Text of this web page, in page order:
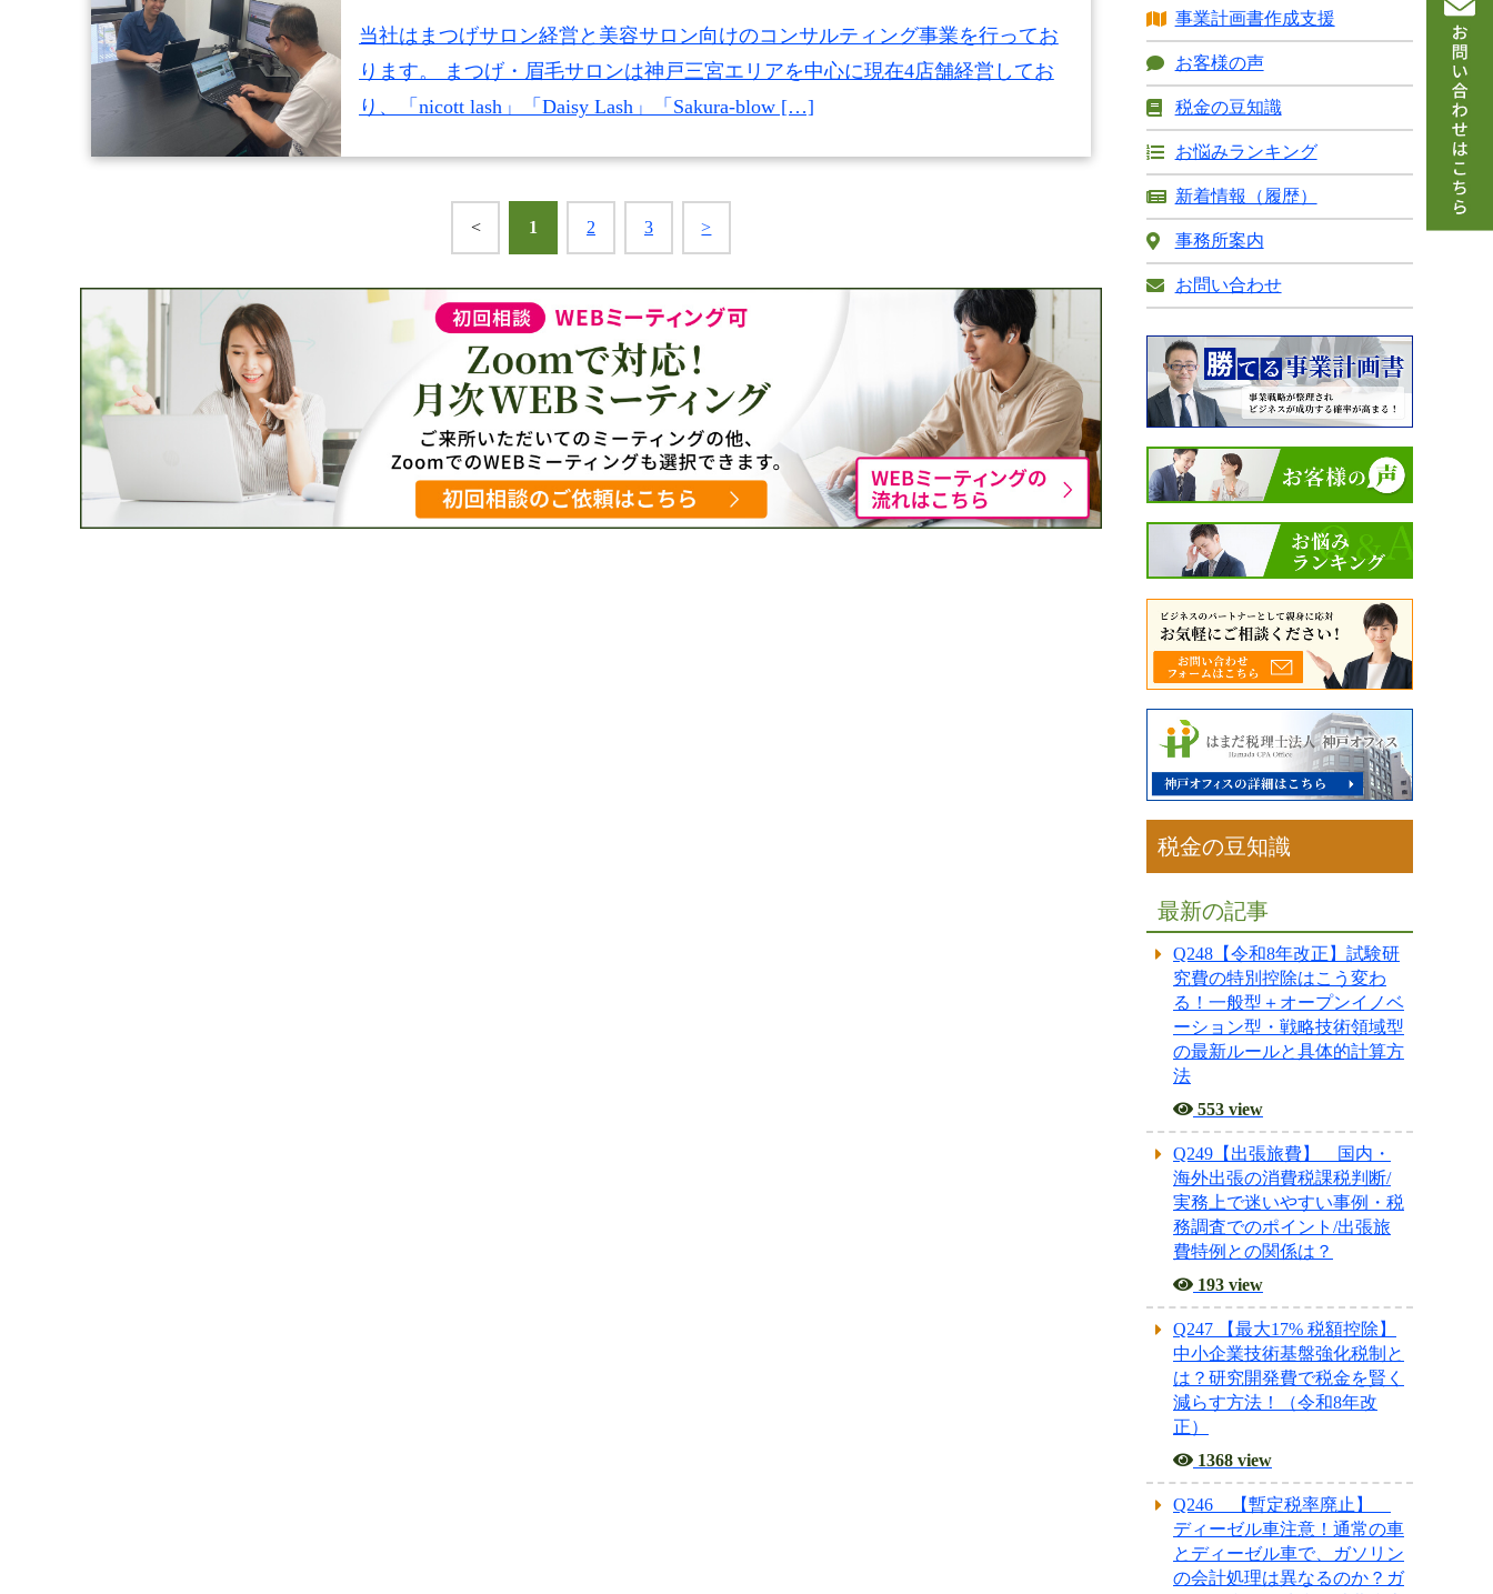
当社はまつげサロン経営と美容サロン向けのコンサルティング事業を行ってお
ります。 まつげ・眉毛サロンは神戸三宮エリアを中心に現在4店舗経営してお
り、「nicott lash」「Daisy Lash」「Sakura-blow […]
< 1 2 3 >
事業計画書作成支援
お客様の声
税金の豆知識
お悩みランキング
新着情報（履歴）
事務所案内
お問い合わせ
税金の豆知識
最新の記事
Q248【令和8年改正】試験研
究費の特別控除はこう変わ
る！一般型＋オープンイノベ
ーション型・戦略技術領域型
の最新ルールと具体的計算方
法
553 view
Q249【出張旅費】 国内・
海外出張の消費税課税判断/
実務上で迷いやすい事例・税
務調査でのポイント/出張旅
費特例との関係は？
193 view
Q247 【最大17% 税額控除】
中小企業技術基盤強化税制と
は？研究開発費で税金を賢く
減らす方法！（令和8年改
正）
1368 view
Q246 【暫定税率廃止】
ディーゼル車注意！通常の車
とディーゼル車で、ガソリン
の会計処理は異なるのか？ガ